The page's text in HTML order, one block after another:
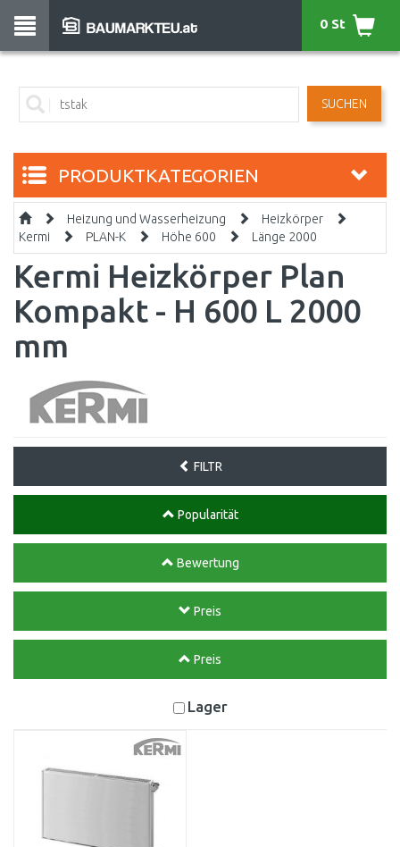
SUCHEN
0 St
PRODUKTKATEGORIEN
Heizung und Wasserheizung
Heizkörper
Kermi
PLAN-K Höhe 600 Länge 2000
Kermi Heizkörper Plan
Kompakt - H 600 L 2000
mm
FILTR
Popularität
Bewertung
Preis
Preis
Lager